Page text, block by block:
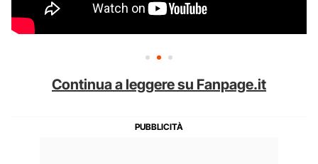
Continua a leggere su Fanpage.it